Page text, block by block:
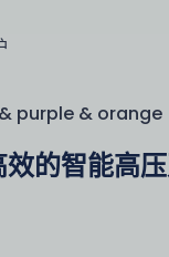
purple & orange
的智能高压